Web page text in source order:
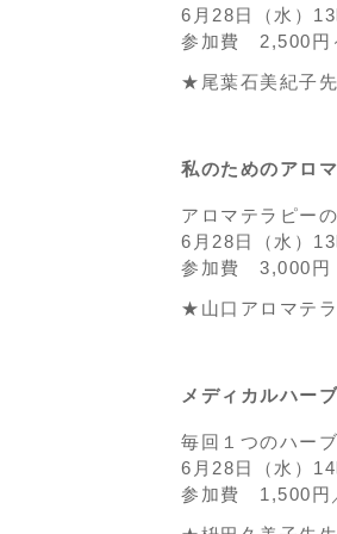
6月28日（水）
参加費 2,500円
★尾葉石美紀
私のためのアロ
アロマテラピー
6月28日（水）
参加費 3,000円
★山口アロマテ
メディカルハー
毎回１つのハー
6月28日（水）
参加費 1,500円